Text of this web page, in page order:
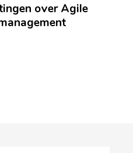
over Agile